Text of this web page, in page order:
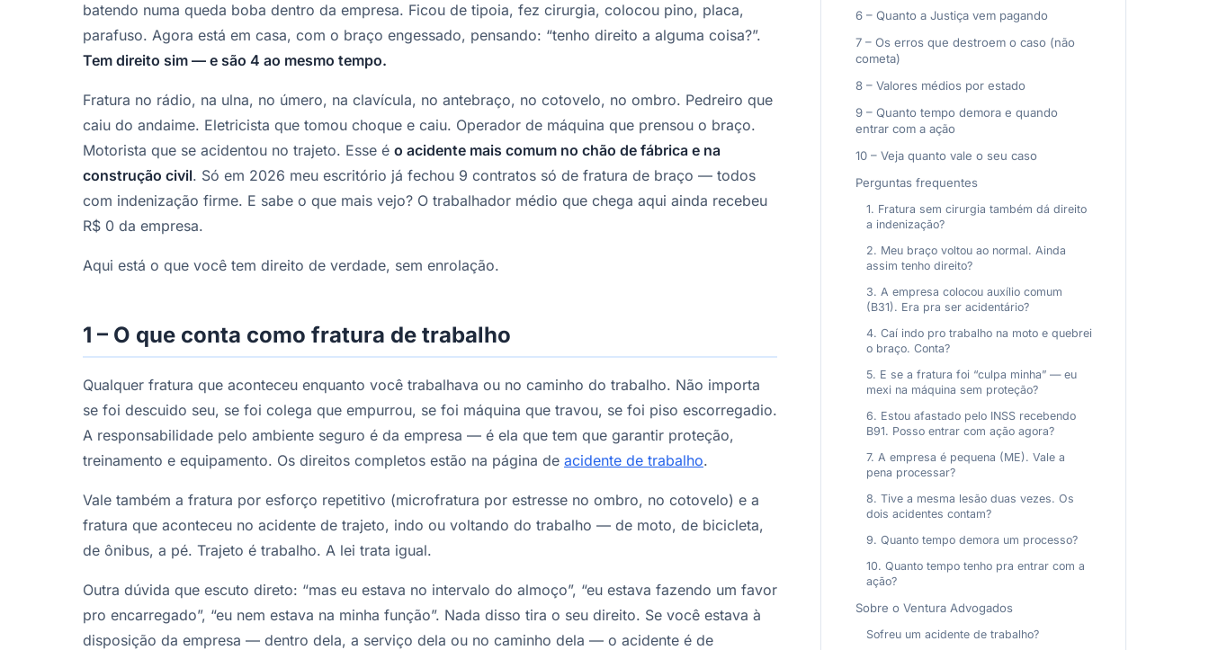
batendo numa queda boba dentro da empresa. Ficou de tipoia, fez cirurgia, colocou pino, placa,
parafuso. Agora está em casa, com o braço engessado, pensando: “tenho direito a alguma coisa?”.
Tem direito sim — e são 4 ao mesmo tempo.
Fratura no rádio, na ulna, no úmero, na clavícula, no antebraço, no cotovelo, no ombro. Pedreiro que
caiu do andaime. Eletricista que tomou choque e caiu. Operador de máquina que prensou o braço.
Motorista que se acidentou no trajeto. Esse é o acidente mais comum no chão de fábrica e na
construção civil. Só em 2026 meu escritório já fechou 9 contratos só de fratura de braço — todos
com indenização firme. E sabe o que mais vejo? O trabalhador médio que chega aqui ainda recebeu
R$ 0 da empresa.
Aqui está o que você tem direito de verdade, sem enrolação.
1 – O que conta como fratura de trabalho
Qualquer fratura que aconteceu enquanto você trabalhava ou no caminho do trabalho. Não importa
se foi descuido seu, se foi colega que empurrou, se foi máquina que travou, se foi piso escorregadio.
A responsabilidade pelo ambiente seguro é da empresa — é ela que tem que garantir proteção,
treinamento e equipamento. Os direitos completos estão na página de acidente de trabalho.
Vale também a fratura por esforço repetitivo (microfratura por estresse no ombro, no cotovelo) e a
fratura que aconteceu no acidente de trajeto, indo ou voltando do trabalho — de moto, de bicicleta,
de ônibus, a pé. Trajeto é trabalho. A lei trata igual.
Outra dúvida que escuto direto: “mas eu estava no intervalo do almoço”, “eu estava fazendo um favor
pro encarregado”, “eu nem estava na minha função”. Nada disso tira o seu direito. Se você estava à
disposição da empresa — dentro dela, a serviço dela ou no caminho dela — o acidente é de
6 – Quanto a Justiça vem pagando
7 – Os erros que destroem o caso (não
cometa)
8 – Valores médios por estado
9 – Quanto tempo demora e quando
entrar com a ação
10 – Veja quanto vale o seu caso
Perguntas frequentes
1. Fratura sem cirurgia também dá direito
a indenização?
2. Meu braço voltou ao normal. Ainda
assim tenho direito?
3. A empresa colocou auxílio comum
(B31). Era pra ser acidentário?
4. Caí indo pro trabalho na moto e quebrei
o braço. Conta?
5. E se a fratura foi “culpa minha” — eu
mexi na máquina sem proteção?
6. Estou afastado pelo INSS recebendo
B91. Posso entrar com ação agora?
7. A empresa é pequena (ME). Vale a
pena processar?
8. Tive a mesma lesão duas vezes. Os
dois acidentes contam?
9. Quanto tempo demora um processo?
10. Quanto tempo tenho pra entrar com a
ação?
Sobre o Ventura Advogados
Sofreu um acidente de trabalho?